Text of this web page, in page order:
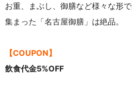
お重、まぶし、御膳など様々な形
集まった「名古屋御膳」は絶品。
【COUPON】
飲食代金5%OFF